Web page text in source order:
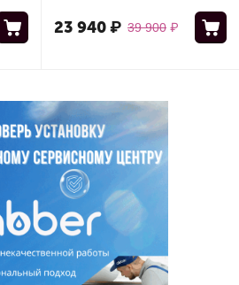
39 900 ₽
23 940₽